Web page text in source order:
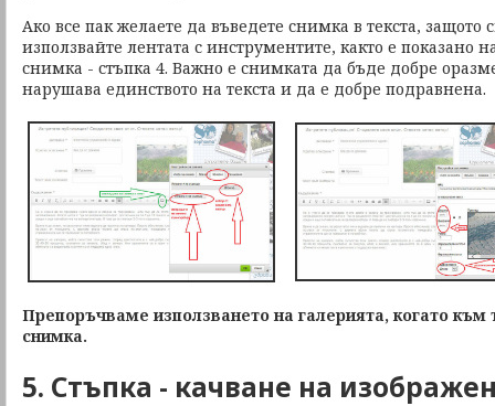
Ако все пак желаете да въведете снимка в текста, защото
използвайте лентата с инструментите, както е показано
снимка - стъпка 4. Важно е снимката да бъде добре
нарушава единството на текста и да е добре подравнена.
Препоръчваме използването на галерията, когато към
снимка.
5. Стъпка - качване на